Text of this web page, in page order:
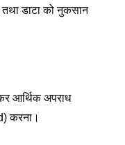
तथा डाटा को नुकसान
आर्थिक अपराध
करना।